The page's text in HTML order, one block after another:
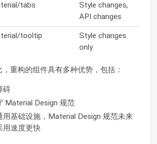
tabs
Style changes,
API changes
tooltip
Style changes
only
重构的组件具有多种优势，包括：
碍
Material Design 规范
用基础设施，Material Design 规范未来
用速度更快